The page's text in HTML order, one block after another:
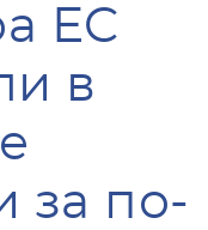
EC
в
за по-